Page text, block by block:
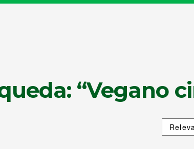
“Vegano